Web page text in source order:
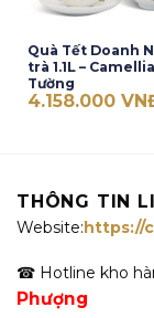
Quà Tết Doanh
trà 1.1L –
Tường
4.158.000
THÔNG TIN
Website:https://
☎ Hotline kho
Phượng